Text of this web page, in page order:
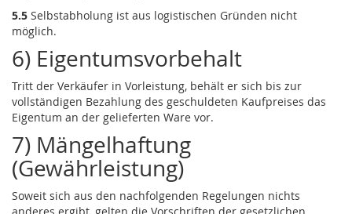
5.5 Selbstabholung ist aus logistischen Gründen nicht
möglich.
6) Eigentumsvorbehalt
Tritt der Verkäufer in Vorleistung, behält er sich bis zur
vollständigen Bezahlung des geschuldeten Kaufpreises das
Eigentum an der gelieferten Ware vor.
7) Mängelhaftung
(Gewährleistung)
Soweit sich aus den nachfolgenden Regelungen nichts
anderes ergibt, gelten die Vorschriften der gesetzlichen